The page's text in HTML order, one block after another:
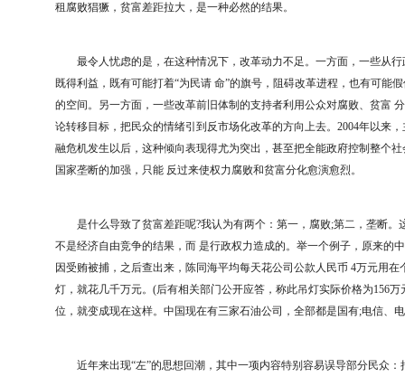
租腐败猖獗，贫富差距拉大，是一种必然的结果。
最令人忧虑的是，在这种情况下，改革动力不足。一方面，一些从行
既得利益，既有可能打着“为民请 命”的旗号，阻碍改革进程，也有可能
的空间。另一方面，一些改革前旧体制的支持者利用公众对腐败、贫富
论转移目标，把民众的情绪引到反市场化改革的方向上去。2004年以来
融危机发生以后，这种倾向表现得尤为突出，甚至把全能政府控制整个
国家垄断的加强，只能 反过来使权力腐败和贫富分化愈演愈烈。
是什么导致了贫富差距呢?我认为有两个：第一，腐败;第二，垄断。
不是经济自由竞争的结果，而 是行政权力造成的。举一个例子，原来的
因受贿被捕，之后查出来，陈同海平均每天花公司公款人民币 4万元用
灯，就花几千万元。(后有相关部门公开应答，称此吊灯实际价格为156
位，就变成现在这样。中国现在有三家石油公司，全部都是国有;电信、
近年来出现“左”的思想回潮，其中一项内容特别容易误导部分民众：